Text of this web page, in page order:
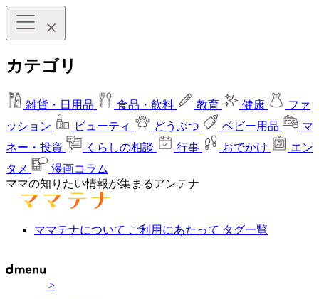
カテゴリ
雑貨・日用品 食品・飲料 教育 健康
ファ
ッション
ビューティ どうぶつ ベビー用品
マ
ネー・投資
くらしの相談 行事 おでかけ
エン
タメ
漫画コラム
ママの知りたい情報が集まるアンテナ
ママテナについて ご利用にあたって タグ一覧
>